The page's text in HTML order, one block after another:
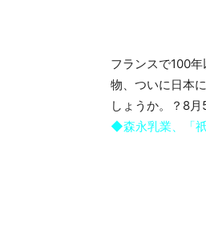
フランスで100
物、ついに日本
しょうか。？8月
◆森永乳業、「